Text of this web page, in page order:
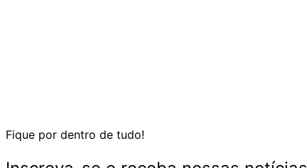
Fique por dentro de tudo!